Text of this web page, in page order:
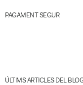
PAGAMENT SEGUR
ÚLTIMS ARTICLES DEL